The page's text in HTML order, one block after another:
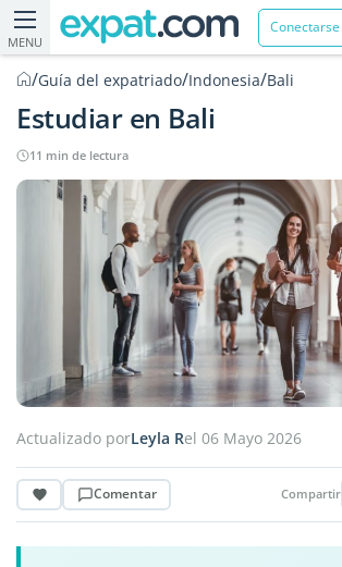
MENU
Conectarse
/Guía del expatriado/Indonesia/Bali
Estudiar en Bali
11 min de lectura
Actualizado porLeyla Rel 06 Mayo 2026
Comentar Compartir